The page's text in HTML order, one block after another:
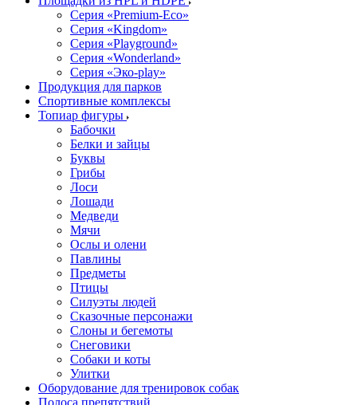
Серия «Premium-Eco»
Серия «Kingdom»
Серия «Playground»
Серия «Wonderland»
Серия «Эко-play»
Продукция для парков
Спортивные комплексы
Топиар фигуры
Бабочки
Белки и зайцы
Буквы
Грибы
Лоси
Лошади
Медведи
Мячи
Ослы и олени
Павлины
Предметы
Птицы
Силуэты людей
Сказочные персонажи
Слоны и бегемоты
Снеговики
Собаки и коты
Улитки
Оборудование для тренировок собак
Полоса препятствий